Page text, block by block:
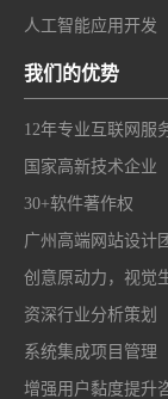
人工智能应用开发
我们的优势
12年专业互联网服
国家高新技术企业
30+软件著作权
广州高端网站设计
创意原动力，视觉
资深行业分析策划
系统集成项目管理
增强用户黏度提升